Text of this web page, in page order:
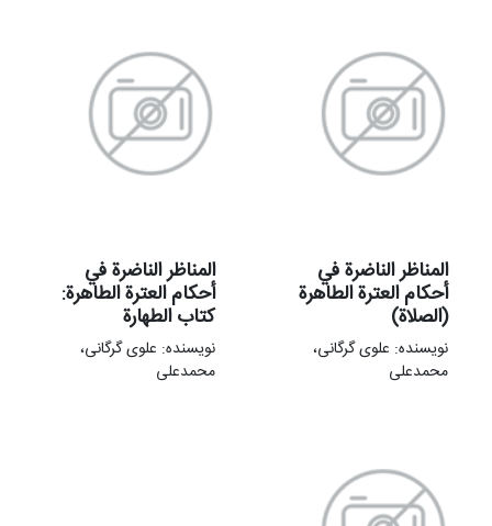
المناظر الناضرة في
أحکام العترة الطاهرة
(الصلاة)
نویسنده: علوی گرگانی،
محمدعلی
المناظر الناضرة في
أحکام العترة الطاهرة:
کتاب الطهارة
نویسنده: علوی گرگانی،
محمدعلی